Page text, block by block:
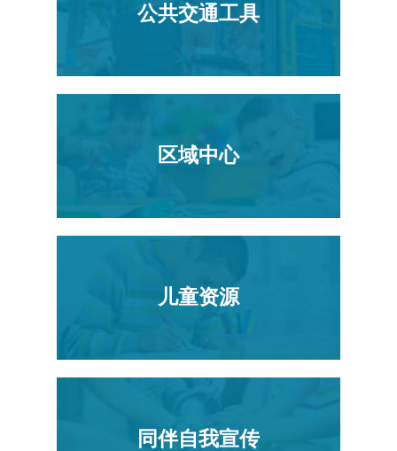
公共交通工具
区域中心
儿童资源
同伴自我宣传